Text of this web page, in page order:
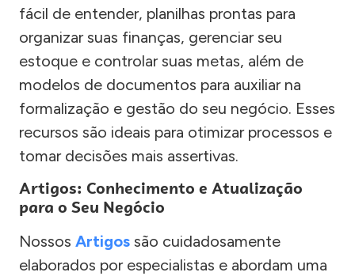
fácil de entender, planilhas prontas para
organizar suas finanças, gerenciar seu
estoque e controlar suas metas, além de
modelos de documentos para auxiliar na
formalização e gestão do seu negócio. Esses
recursos são ideais para otimizar processos e
tomar decisões mais assertivas.
Artigos: Conhecimento e Atualização
para o Seu Negócio
Nossos Artigos são cuidadosamente
elaborados por especialistas e abordam uma